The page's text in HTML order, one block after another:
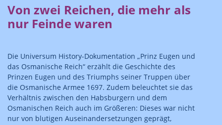
Von zwei Reichen, die mehr als
nur Feinde waren
Die Universum History-Dokumentation „Prinz Eugen und
das Osmanische Reich“ erzählt die Geschichte des
Prinzen Eugen und des Triumphs seiner Truppen über
die Osmanische Armee 1697. Zudem beleuchtet sie das
Verhältnis zwischen den Habsburgern und dem
Osmanischen Reich auch im Größeren: Dieses war nicht
nur von blutigen Auseinandersetzungen geprägt,